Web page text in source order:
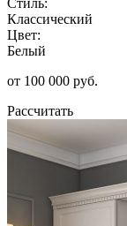
Классический
Цвет:
Белый
от 100 000 руб.
Рассчитать